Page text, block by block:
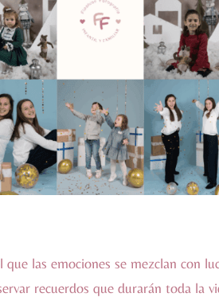
las emociones se mezclan con
recuerdos que durarán toda la